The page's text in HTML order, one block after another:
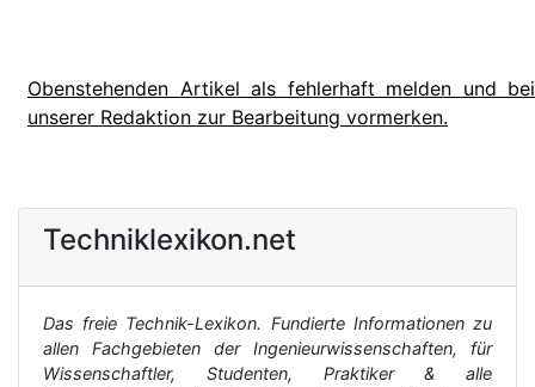
Obenstehenden Artikel als fehlerhaft melden und bei
unserer Redaktion zur Bearbeitung vormerken.
Techniklexikon.net
Das freie Technik-Lexikon. Fundierte Informationen zu
allen Fachgebieten der Ingenieurwissenschaften, für
Wissenschaftler, Studenten, Praktiker & alle